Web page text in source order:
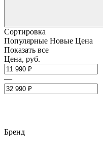
Сортировка
Популярные Новые Цена
Показать все
Цена, руб.
—
Бренд